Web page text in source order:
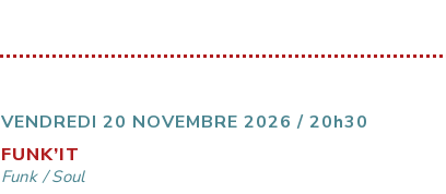
VENDREDI 20 NOVEMBRE 2026 / 20h30
FUNK’IT
Funk/Soul